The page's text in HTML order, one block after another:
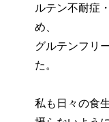
ルテン不耐症・
め、
グルテンフリ
た。
私も日々の食